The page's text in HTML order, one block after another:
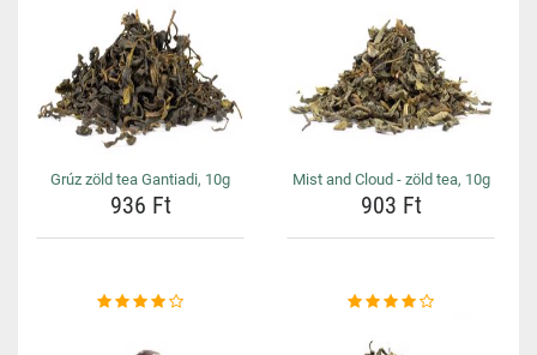
Grúz zöld tea Gantiadi, 10g
936 Ft
Mist and Cloud - zöld tea, 10g
903 Ft